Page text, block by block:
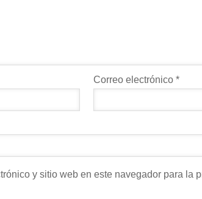
Correo electrónico *
y sitio web en este navegador para la